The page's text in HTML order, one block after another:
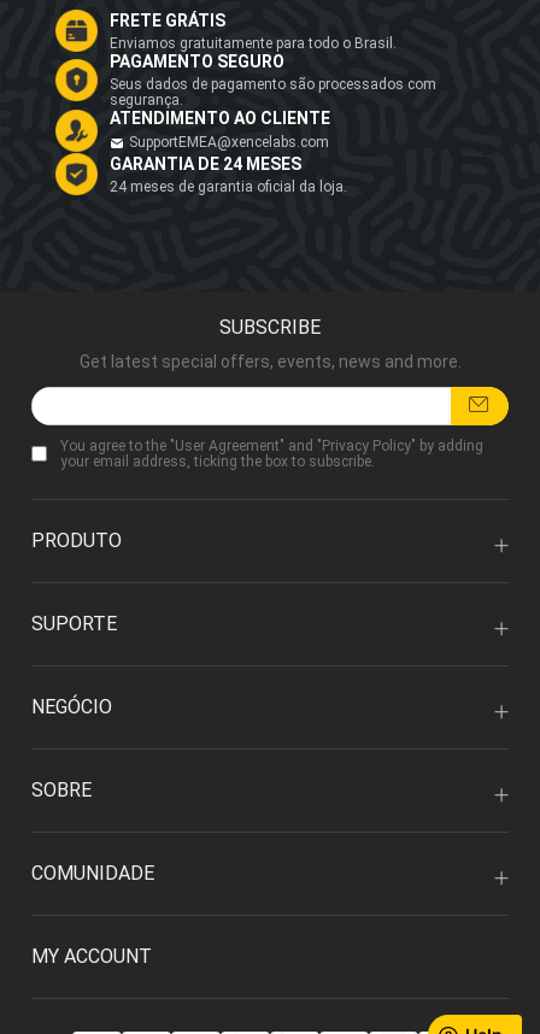
FRETE GRÁTIS
Enviamos gratuitamente para todo o Brasil.
PAGAMENTO SEGURO
Seus dados de pagamento são processados com
segurança.
ATENDIMENTO AO CLIENTE
SupportEMEA@xencelabs.com
GARANTIA DE 24 MESES
24 meses de garantia oficial da loja.
SUBSCRIBE
Get latest special offers, events, news and more.
You agree to the "User Agreement" and " Privacy Policy" by adding
your email address, ticking the box to subscribe.
PRODUTO
SUPORTE
NEGÓCIO
SOBRE
COMUNIDADE
MY ACCOUNT